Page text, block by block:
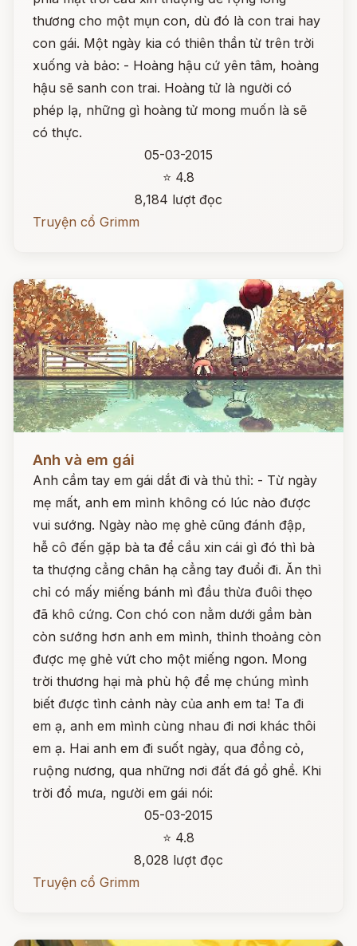
thương cho một mụn con, dù đó là con trai hay
con gái. Một ngày kia có thiên thần từ trên trời
xuống và bảo: - Hoàng hậu cứ yên tâm, hoàng
hậu sẽ sanh con trai. Hoàng tử là người có
phép lạ, những gì hoàng tử mong muốn là sẽ
có thực.
05-03-2015
⭐ 4.8
8,184 lượt đọc
Truyện cổ Grimm
Anh và em gái
Anh cầm tay em gái dắt đi và thủ thỉ: - Từ ngày
mẹ mất, anh em mình không có lúc nào được
vui sướng. Ngày nào mẹ ghẻ cũng đánh đập,
hễ cô đến gặp bà ta để cầu xin cái gì đó thì bà
ta thượng cẳng chân hạ cẳng tay đuổi đi. Ăn thì
chỉ có mấy miếng bánh mì đầu thừa đuôi thẹo
đã khô cứng. Con chó con nằm dưới gầm bàn
còn sướng hơn anh em mình, thỉnh thoảng còn
được mẹ ghẻ vứt cho một miếng ngon. Mong
trời thương hại mà phù hộ để mẹ chúng mình
biết được tình cảnh này của anh em ta! Ta đi
em ạ, anh em mình cùng nhau đi nơi khác thôi
em ạ. Hai anh em đi suốt ngày, qua đồng cỏ,
ruộng nương, qua những nơi đất đá gồ ghề. Khi
trời đổ mưa, người em gái nói:
05-03-2015
⭐ 4.8
8,028 lượt đọc
Truyện cổ Grimm